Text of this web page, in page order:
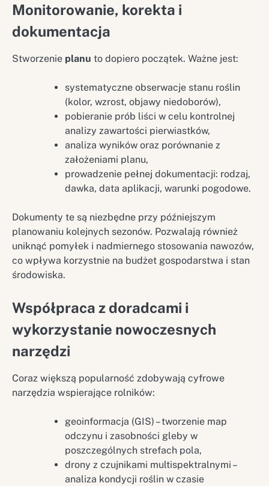
Monitorowanie, korekta i
dokumentacja
Stworzenie planu to dopiero początek. Ważne jest:
systematyczne obserwacje stanu roślin
(kolor, wzrost, objawy niedoborów),
pobieranie prób liści w celu kontrolnej
analizy zawartości pierwiastków,
analiza wyników oraz porównanie z
założeniami planu,
prowadzenie pełnej dokumentacji: rodzaj,
dawka, data aplikacji, warunki pogodowe.
Dokumenty te są niezbędne przy późniejszym
planowaniu kolejnych sezonów. Pozwalają również
uniknąć pomyłek i nadmiernego stosowania nawozów,
co wpływa korzystnie na budżet gospodarstwa i stan
środowiska.
Współpraca z doradcami i
wykorzystanie nowoczesnych
narzędzi
Coraz większą popularność zdobywają cyfrowe
narzędzia wspierające rolników:
geoinformacja (GIS) – tworzenie map
odczynu i zasobności gleby w
poszczególnych strefach pola,
drony z czujnikami multispektralnymi –
analiza kondycji roślin w czasie